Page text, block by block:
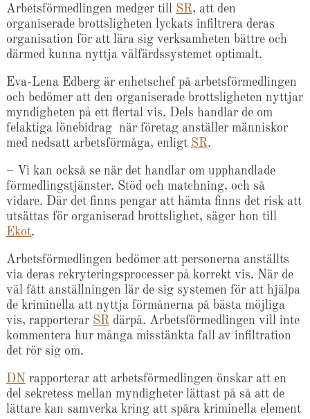
Arbetsförmedlingen medger till SR, att den
organiserade brottsligheten lyckats infiltrera deras
organisation för att lära sig verksamheten bättre och
därmed kunna nyttja välfärdssystemet optimalt.
Eva-Lena Edberg är enhetschef på arbetsförmedlingen
och bedömer att den organiserade brottsligheten nyttjar
myndigheten på ett flertal vis. Dels handlar de om
felaktiga lönebidrag när företag anställer människor
med nedsatt arbetsförmåga, enligt SR.
– Vi kan också se när det handlar om upphandlade
förmedlingstjänster. Stöd och matchning, och så
vidare. Där det finns pengar att hämta finns det risk att
utsättas för organiserad brottslighet, säger hon till
Ekot.
Arbetsförmedlingen bedömer att personerna anställts
via deras rekryteringsprocesser på korrekt vis. När de
väl fått anställningen lär de sig systemen för att hjälpa
de kriminella att nyttja förmånerna på bästa möjliga
vis, rapporterar SR därpå. Arbetsförmedlingen vill inte
kommentera hur många misstänkta fall av infiltration
det rör sig om.
DN rapporterar att arbetsförmedlingen önskar att en
del sekretess mellan myndigheter lättast på så att de
lättare kan samverka kring att spåra kriminella element